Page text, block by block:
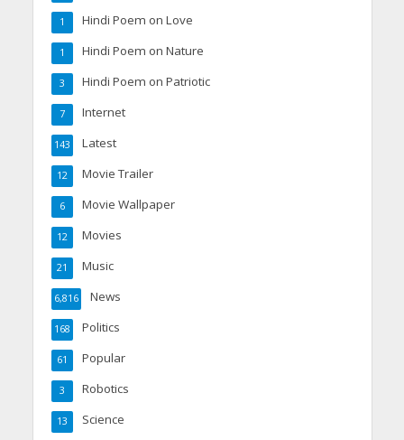
Hindi Poem on Love
1
Hindi Poem on Nature
1
Hindi Poem on Patriotic
3
Internet
7
Latest
143
Movie Trailer
12
Movie Wallpaper
6
Movies
12
Music
21
News
6,816
Politics
168
Popular
61
Robotics
3
Science
13